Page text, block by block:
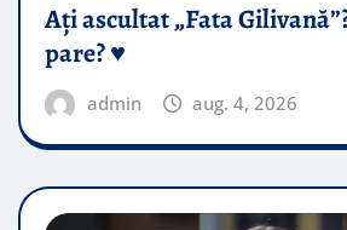
Ați ascultat „Fata
pare? ♥️
admin aug. 4, 2026